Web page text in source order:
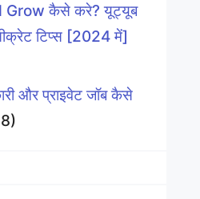
Grow कैसे करे? यूट्यूब
टिप्स [2024 में]
और प्राइवेट जॉब कैसे